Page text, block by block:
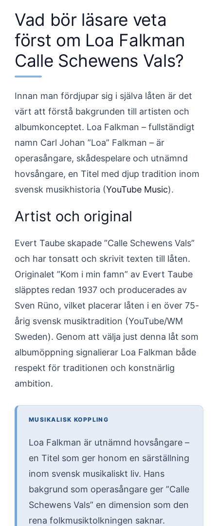
Vad bör läsare veta
först om Loa Falkman
Calle Schewens Vals?
Innan man fördjupar sig i själva låten är det
värt att förstå bakgrunden till artisten och
albumkonceptet. Loa Falkman – fullständigt
namn Carl Johan ”Loa” Falkman – är
operasångare, skådespelare och utnämnd
hovsångare, en Titel med djup tradition inom
svensk musikhistoria (YouTube Music).
Artist och original
Evert Taube skapade ”Calle Schewens Vals”
och har tonsatt och skrivit texten till låten.
Originalet ”Kom i min famn” av Evert Taube
släpptes redan 1937 och producerades av
Sven Rüno, vilket placerar låten i en över 75-
årig svensk musiktradition (YouTube/WM
Sweden). Genom att välja just denna låt som
albumöppning signalierar Loa Falkman både
respekt för traditionen och konstnärlig
ambition.
MUSIKALISK KOPPLING
Loa Falkman är utnämnd hovsångare –
en Titel som ger honom en särställning
inom svensk musikaliskt liv. Hans
bakgrund som operasångare ger ”Calle
Schewens Vals” en dimension som den
rena folkmusiktolkningen saknar.